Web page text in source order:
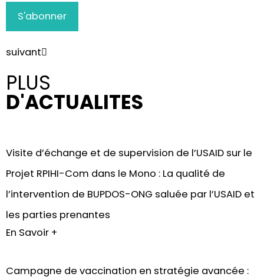
suivant
PLUS
D'ACTUALITES
Visite d’échange et de supervision de l’USAID sur le
Projet RPIHI-Com dans le Mono : La qualité de
l’intervention de BUPDOS-ONG saluée par l’USAID et
les parties prenantes
En Savoir +
Campagne de vaccination en stratégie avancée :